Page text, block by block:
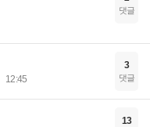
댓글
12:45
3
댓글
13